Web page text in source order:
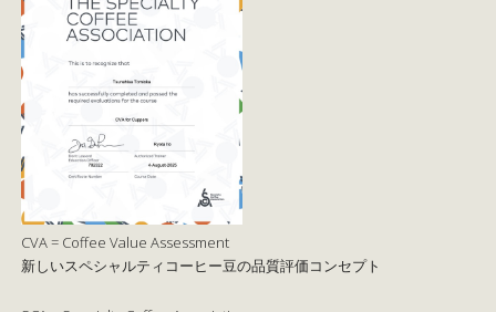
CVA = Coffee Value Assessment
新しいスペシャルティコーヒー豆の品質評価コンセプト